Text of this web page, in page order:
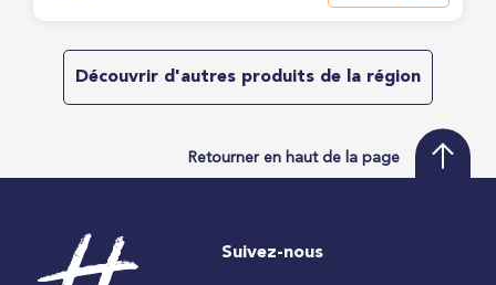
Découvrir d'autres produits de la région
Retourner en haut de la page
Suivez-nous